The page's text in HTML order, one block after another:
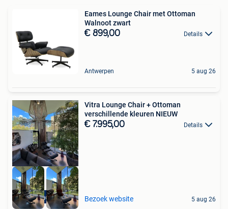
Eames Lounge Chair met Ottoman
Walnoot zwart
€ 899,00 Details
Antwerpen 5 aug 26
High-end Outlet
Vitra Lounge Chair + Ottoman
verschillende kleuren NIEUW
€ 7.995,00 Details
Bezoek website 5 aug 26